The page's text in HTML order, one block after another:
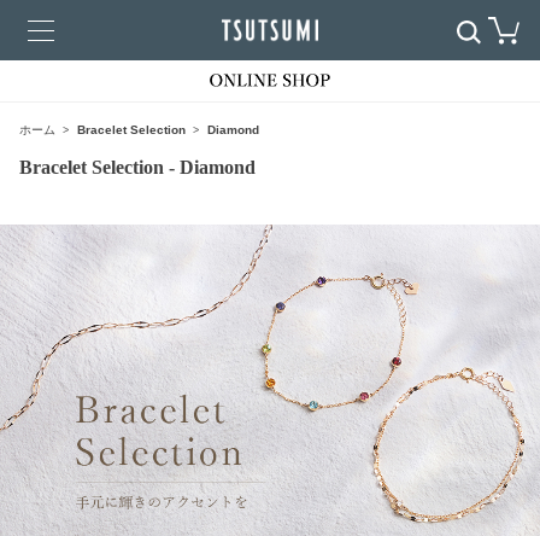
ホーム Bracelet Selection Diamond
Bracelet Selection - Diamond